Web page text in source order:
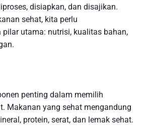
disiapkan, dan disajikan.
sehat, kita perlu
utama: nutrisi, kualitas bahan,
penting dalam memilih
Makanan yang sehat mengandung
protein, serat, dan lemak sehat.